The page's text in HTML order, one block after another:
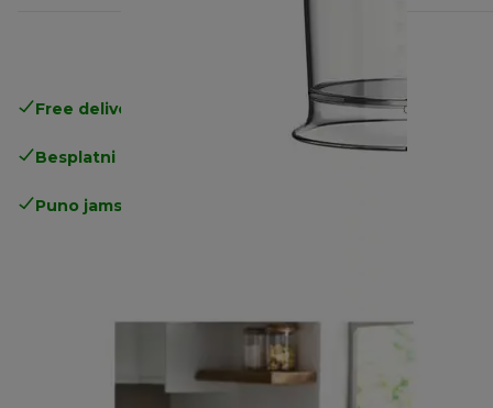
Free delivery in 1-3 days
Besplatni povrati
Puno jamstvo proizvođača